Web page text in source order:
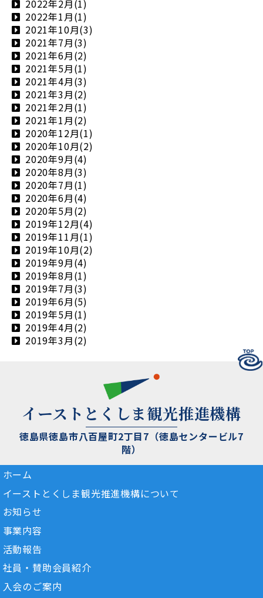
2022年2月(1)
2022年1月(1)
2021年10月(3)
2021年7月(3)
2021年6月(2)
2021年5月(1)
2021年4月(3)
2021年3月(2)
2021年2月(1)
2021年1月(2)
2020年12月(1)
2020年10月(2)
2020年9月(4)
2020年8月(3)
2020年7月(1)
2020年6月(4)
2020年5月(2)
2019年12月(4)
2019年11月(1)
2019年10月(2)
2019年9月(4)
2019年8月(1)
2019年7月(3)
2019年6月(5)
2019年5月(1)
2019年4月(2)
2019年3月(2)
イーストとくしま観光推進機構
徳島県徳島市八百屋町2丁目7（徳島センタービル7
階）
ホーム
イーストとくしま観光推進機構について
お知らせ
事業内容
活動報告
社員・賛助会員紹介
入会のご案内